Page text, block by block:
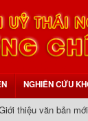
NGHIÊN CỨU
thiệu văn bản mới